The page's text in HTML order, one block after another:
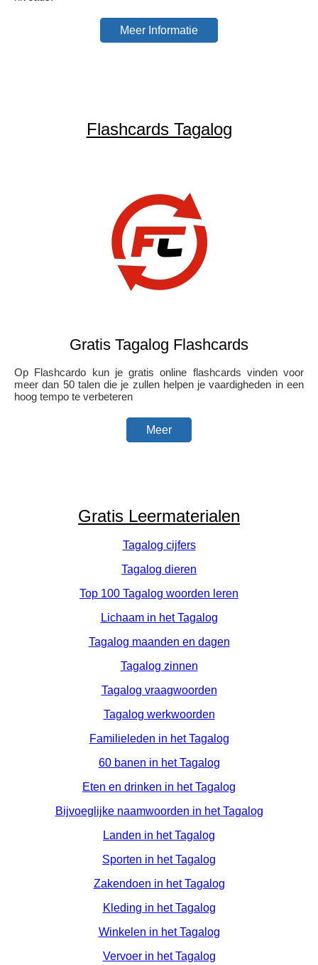
Meer Informatie
Flashcards Tagalog
Gratis Tagalog Flashcards
Op Flashcardo kun je gratis online flashcards vinden voor
meer dan 50 talen die je zullen helpen je vaardigheden in een
hoog tempo te verbeteren
Meer
Gratis Leermaterialen
Tagalog cijfers
Tagalog dieren
Top 100 Tagalog woorden leren
Lichaam in het Tagalog
Tagalog maanden en dagen
Tagalog zinnen
Tagalog vraagwoorden
Tagalog werkwoorden
Familieleden in het Tagalog
60 banen in het Tagalog
Eten en drinken in het Tagalog
Bijvoeglijke naamwoorden in het Tagalog
Landen in het Tagalog
Sporten in het Tagalog
Zakendoen in het Tagalog
Kleding in het Tagalog
Winkelen in het Tagalog
Vervoer in het Tagalog